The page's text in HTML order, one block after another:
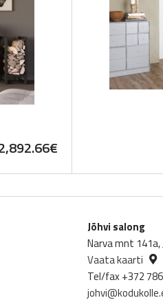
€
Jõhvi salong
Narva mnt 141a,
Vaata kaarti
Tel/fax +372